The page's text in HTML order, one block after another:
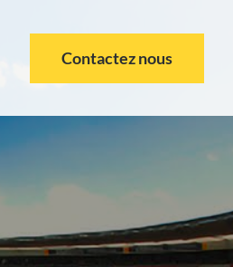
Contactez nous